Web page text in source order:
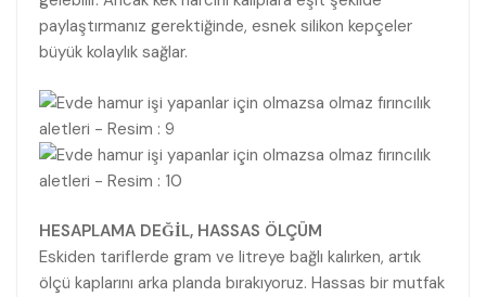
paylaştırmanız gerektiğinde, esnek silikon kepçeler
büyük kolaylık sağlar.
HESAPLAMA DEĞİL, HASSAS ÖLÇÜM
Eskiden tariflerde gram ve litreye bağlı kalırken, artık
ölçü kaplarını arka planda bırakıyoruz. Hassas bir mutfak